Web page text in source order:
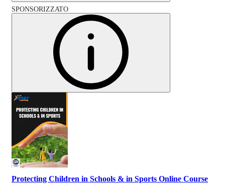
SPONSORIZZATO
Protecting Children in Schools & in Sports Online Course